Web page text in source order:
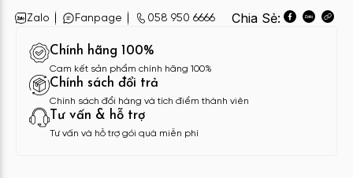
Zalo Fanpage 058 950 6666 Chia Sẻ:
Chính hãng 100%
Cam kết sản phẩm chính hãng 100%
Chính sách đổi trả
Chính sách đổi hàng và tích điểm thành viên
Tư vấn & hỗ trợ
Tư vấn và hỗ trợ gói quà miễn phí